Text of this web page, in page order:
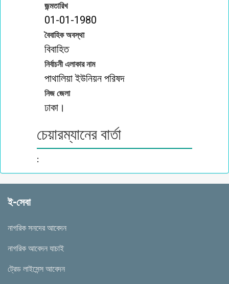
জন্মতারিখ
01-01-1980
বৈবাহিক অবস্থা
বিবাহিত
নির্বাচনী এলাকার নাম
পাথালিয়া ইউনিয়ন পরিষদ
নিজ জেলা
ঢাকা।
চেয়ারম্যানের বার্তা
:
ই-সেবা
নাগরিক সনদের আবেদন
নাগরিক আবেদন যাচাই
ট্রেড লাইসেন্স আবেদন